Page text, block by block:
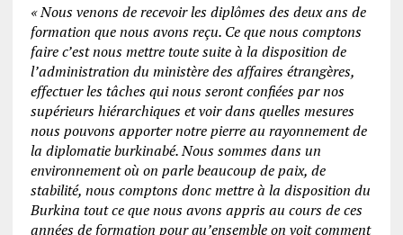
«Nous venons de recevoir les diplômes des deux ans de
formation que nous avons reçu. Ce que nous comptons
faire c’est nous mettre toute suiteà la disposition de
l’administration du ministère des affaires étrangères,
effectuer les tâches qui nous seront confiées par nos
supérieurs hiérarchiques et voir dans quelles mesures
nous pouvons apporter notre pierre au rayonnement de
la diplomatie burkinabé. Nous sommes dans un
environnement où on parle beaucoup de paix, de
stabilité, nous comptons donc mettre à la disposition du
Burkina tout ce que nous avons appris au cours de ces
années de formation pour qu’ensemble on voit comment